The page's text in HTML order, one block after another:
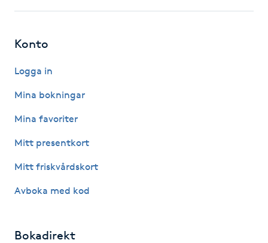
IPL hårborttagning
IR-massage
Japansk massage
K
Konto
Logga in
Mina bokningar
Mina favoriter
Mitt presentkort
Mitt friskvårdskort
Avboka med kod
Bokadirekt